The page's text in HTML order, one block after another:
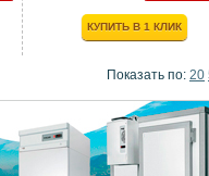
КУПИТЬ В 1 КЛИК
Показать по: 20